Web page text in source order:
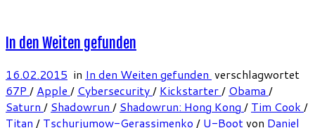
In den Weiten gefunden
16.02.2015 in In den Weiten gefunden verschlagwortet
67P / Apple / Cybersecurity/ Kickstarter/ Obama /
Saturn / Shadowrun / Shadowrun: Hong Kong / Tim Cook /
Titan / Tschurjumow-Gerassimenko / U-Bootvon Daniel